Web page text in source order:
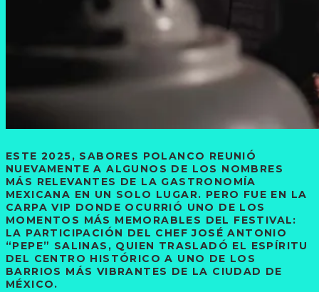
ESTE 2025, SABORES POLANCO REUNIÓ
NUEVAMENTE A ALGUNOS DE LOS NOMBRES
MÁS RELEVANTES DE LA GASTRONOMÍA
MEXICANA EN UN SOLO LUGAR. PERO FUE EN LA
CARPA VIP DONDE OCURRIÓ UNO DE LOS
MOMENTOS MÁS MEMORABLES DEL FESTIVAL:
LA PARTICIPACIÓN DEL CHEF JOSÉ ANTONIO
“PEPE” SALINAS, QUIEN TRASLADÓ EL ESPÍRITU
DEL CENTRO HISTÓRICO A UNO DE LOS
BARRIOS MÁS VIBRANTES DE LA CIUDAD DE
MÉXICO.